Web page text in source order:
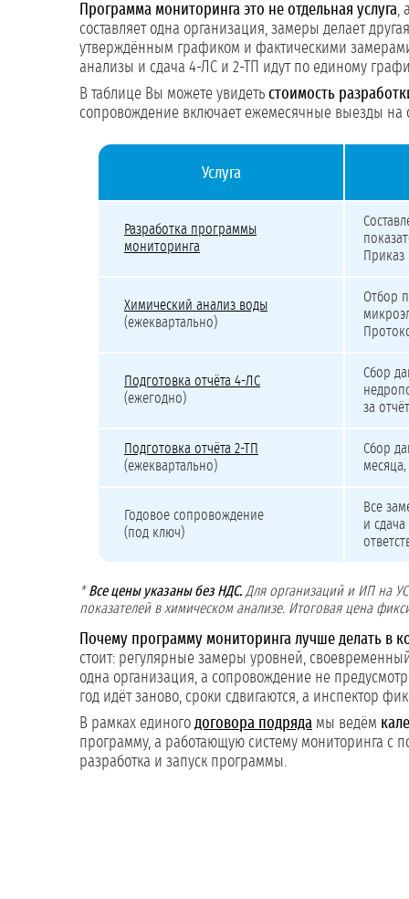
Программа мониторинга это не отдельная услуга,
составляет одна организация, замеры делает
утверждённым графиком и фактическими
анализы и сдача 4-ЛС и 2-ТП идут по единому
В таблице Вы можете увидеть стоимость
сопровождение включает ежемесячные выезды на
Услуга
Разработка программы
мониторинга
Химический анализ воды
(ежеквартально)
Отбор
Подготовка отчёта 4-ЛС
(ежегодно)
Сбор
за
Подготовка отчёта 2-ТП
(ежеквартально)
Сбор
Годовое сопровождение
(под ключ)
Все
и
*Все цены указаны без НДС. Для организаций и ИП на
показателей в химическом анализе. Итоговая цена
Почему программу мониторинга лучше делать в
стоит: регулярные замеры уровней,
одна организация, а сопровождение не
год идёт заново, сроки сдвигаются, а инспектор
В рамках единого договора подряда мы ведём
программу, а работающую систему мониторинга с
разработка и запуск программы.